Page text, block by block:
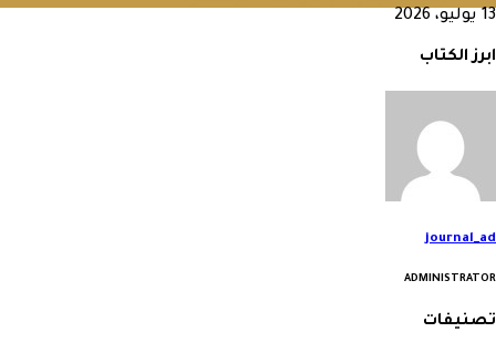
13 يوليو، 2026
ابرز الكتاب
journal_ad
ADMINISTRATOR
تصنيفات